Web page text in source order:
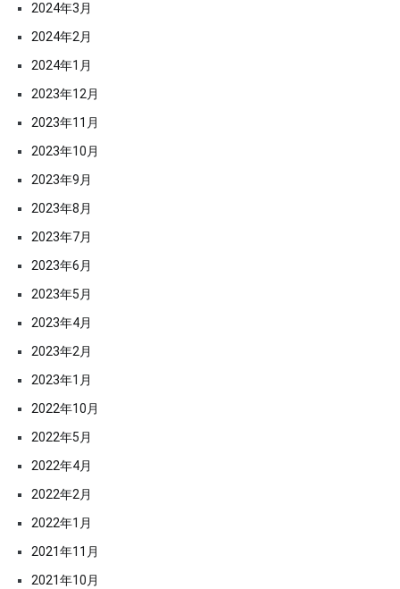
2024年3月
2024年2月
2024年1月
2023年12月
2023年11月
2023年10月
2023年9月
2023年8月
2023年7月
2023年6月
2023年5月
2023年4月
2023年2月
2023年1月
2022年10月
2022年5月
2022年4月
2022年2月
2022年1月
2021年11月
2021年10月